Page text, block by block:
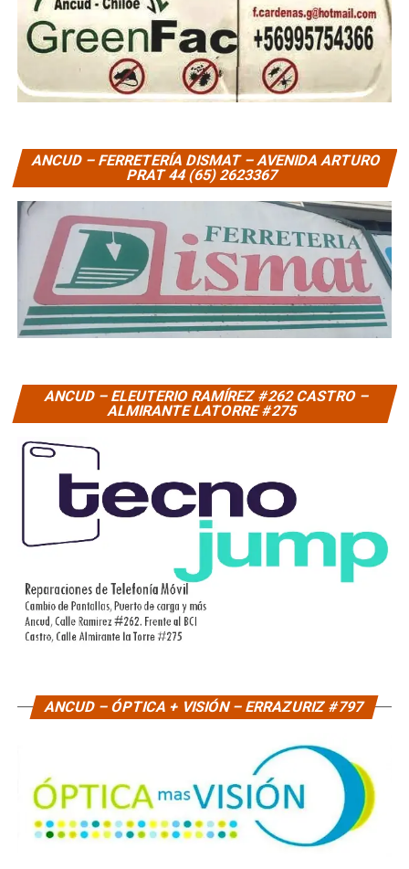
ANCUD – FERRETERÍA DISMAT – AVENIDA ARTURO
PRAT 44 (65) 2623367
ANCUD – ELEUTERIO RAMÍREZ #262 CASTRO –
ALMIRANTE LATORRE #275
ANCUD – ÓPTICA + VISIÓN – ERRAZURIZ #797